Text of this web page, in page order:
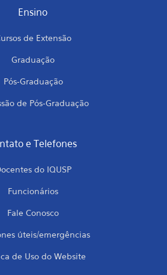
Ensino
de Extensão
Graduação
Pós-Graduação
de Pós-Graduação
e Telefones
do IQUSP
Funcionários
Fale Conosco
úteis/emergências
de Uso do Website